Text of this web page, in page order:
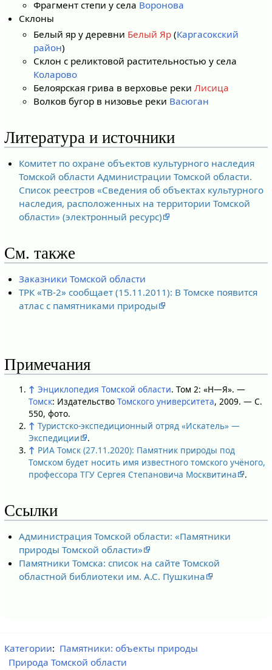
Фрагмент степи у села Воронова
Склоны
Белый яр у деревни Белый Яр (Каргасокский
район)
Склон с реликтовой растительностью у села
Коларово
Белоярская грива в верховье рекиЛисица
Волков бугор в низовье реки Васюган
Литература и источники
Комитет по охране объектов культурного наследия
Томской области Администрации Томской области.
Список реестров «Сведения об объектах культурного
наследия, расположенных на территории Томской
области» (электронный ресурс)
См. также
Заказники Томской области
ТРК «ТВ-2» сообщает (15.11.2011): В Томске появится
атлас с памятниками природы
Примечания
↑ Энциклопедия Томской области. Том 2: «Н—Я». —
Томск: Издательство Томского университета, 2009. — С.
550, фото.
↑ Туристско-экспедиционный отряд «Искатель» —
Экспедиции
.
↑ РИА Томск (27.11.2020): Памятник природы под
Томском будет носить имя известного томского учёного,
профессора ТГУ Сергея Степановича Москвитина
.
Ссылки
Администрация Томской области: «Памятники
природы Томской области»
Памятники Томска: список на сайте Томской
областной библиотеки им. А.С. Пушкина
Категории: Памятники: объекты природы
Природа Томской области